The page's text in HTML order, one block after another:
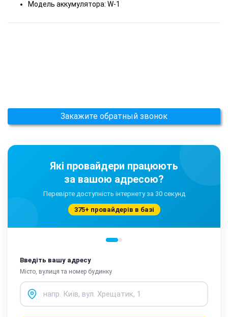
Модель аккумулятора: W-1
Закажите обратный звонок
Які провайдери працюють
за вашою адресою?
Перевірте доступність інтернету за 30 секунд
375+ провайдерів в базі
Введіть вашу адресу
Місто, вулиця та номер будинку